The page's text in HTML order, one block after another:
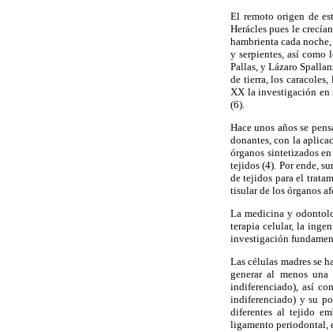
El remoto origen de
Herácles pues le
hambrienta cada
y serpientes, así como
Pallas, y Lázaro
de tierra, los caracoles,
XX la investigación en
(6).
Hace unos años se
donantes, con la
órganos sintetizados
tejidos (4). Por ende,
de tejidos para el
tisular de los órganos
La medicina y
terapia celular, la
investigación
Las células madres se
generar al menos
indiferenciado), así
indiferenciado) y su
diferentes al tejido
ligamento periodontal,